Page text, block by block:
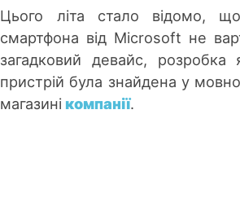
Цього літа стало відомо,
смартфона від Microsoft не
загадковий девайс,
пристрій була знайдена у
магазині компанії.